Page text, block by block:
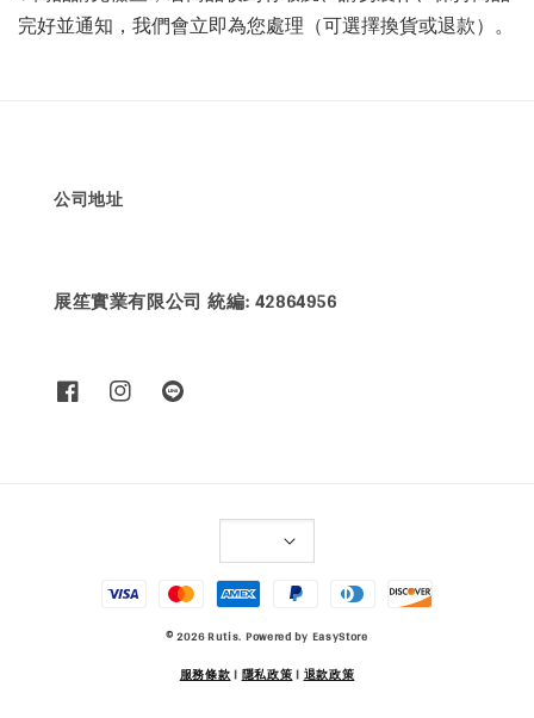
完好並通知，我們會立即為您處理（可選擇換貨或退款）。
公司地址
展笙實業有限公司 統編: 42864956
© 2026 Rutis. Powered by EasyStore
服務條款| 隱私政策| 退款政策